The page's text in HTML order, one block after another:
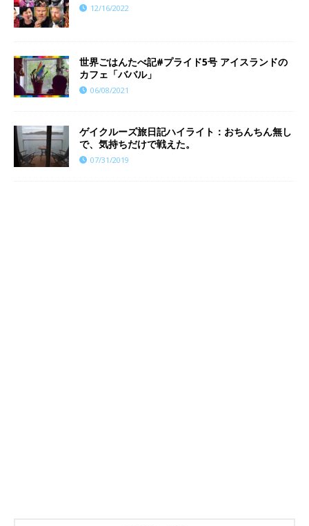
12/16/2022
世界ごはんたべ記#プライド5号 アイスランドの
カフェ「ババル」
06/08/2021
ゲイクルーズ旅日記ハイライト：おちんちん無し
で、気持ちだけで戦えた。
07/31/2019